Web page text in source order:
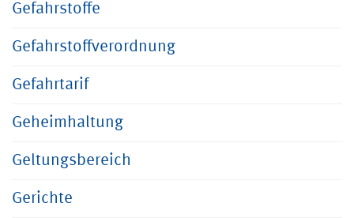
Gefahrstoffe
Gefahrstoffverordnung
Gefahrtarif
Geheimhaltung
Geltungsbereich
Gerichte